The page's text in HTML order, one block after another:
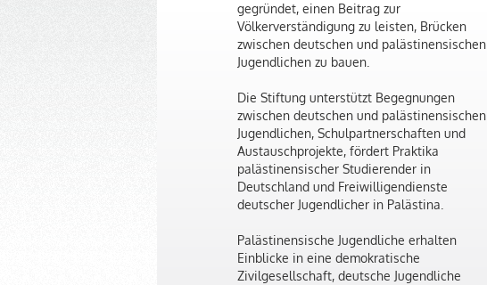
gegründet, einen Beitrag zur
Völkerverständigung zu leisten, Brücken
zwischen deutschen und palästinensischen
Jugendlichen zu bauen.
Die Stiftung unterstützt Begegnungen
zwischen deutschen und palästinensischen
Jugendlichen, Schulpartnerschaften und
Austauschprojekte, fördert Praktika
palästinensischer Studierender in
Deutschland und Freiwilligendienste
deutscher Jugendlicher in Palästina.
Palästinensische Jugendliche erhalten
Einblicke in eine demokratische
Zivilgesellschaft, deutsche Jugendliche